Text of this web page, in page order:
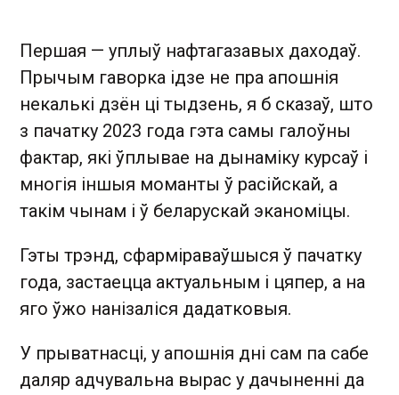
Першая — уплыў нафтагазавых даходаў.
Прычым гаворка ідзе не пра апошнія
некалькі дзён ці тыдзень, я б сказаў, што
з пачатку 2023 года гэта самы галоўны
фактар, які ўплывае на дынаміку курсаў і
многія іншыя моманты ў расійскай, а
такім чынам і ў беларускай эканоміцы.
Гэты трэнд, сфарміраваўшыся ў пачатку
года, застаецца актуальным і цяпер, а на
яго ўжо нанізаліся дадатковыя.
У прыватнасці, у апошнія дні сам па сабе
даляр адчувальна вырас у дачыненні да